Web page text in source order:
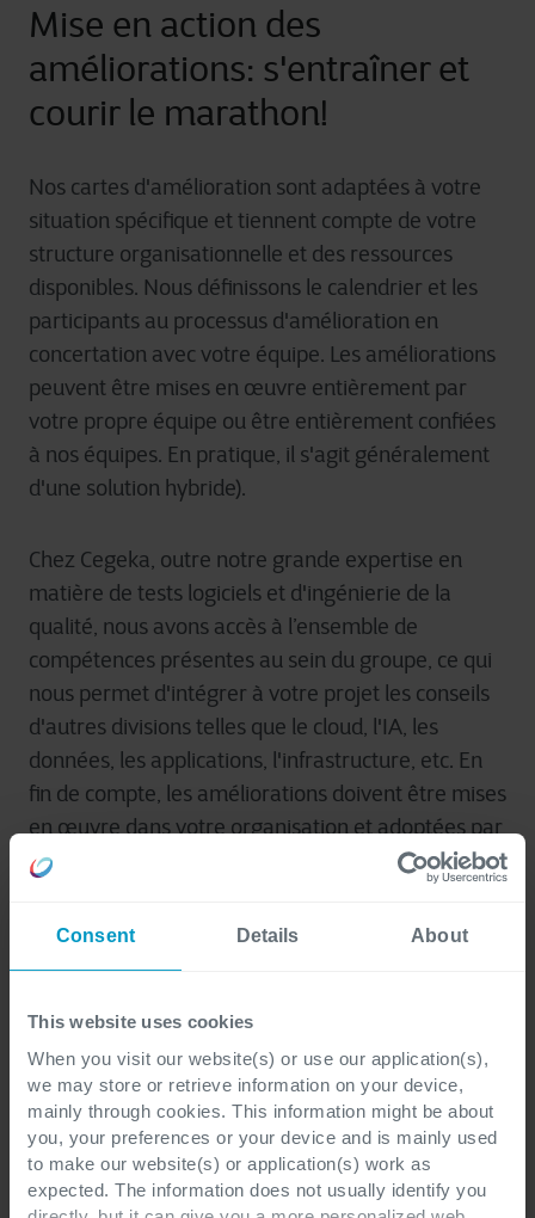
Consent Details About
This website uses cookies
When you visit our website(s) or use our application(s),
we may store or retrieve information on your device,
mainly through cookies. This information might be about
you, your preferences or your device and is mainly used
to make our website(s) or application(s) work as
expected. The information does not usually identify you
Mise en action des
améliorations: s'entraîner et
courir le marathon!
Nos cartes d'amélioration sont adaptées à votre
situation spécifique ettiennent compte de votre
structure organisationnelle et des ressources
disponibles. Nous définissons le calendrier et les
participants au processus d'amélioration en
concertation avec votre équipe. Les améliorations
peuvent être mises en œuvre entièrement par
votre propre équipe ou être entièrement confiées
à nos équipes. En pratique, il s'agit généralement
d'une solution hybride).
Chez Cegeka, outre notre grande expertise en
matière de tests logiciels et d'ingénierie de la
qualité, nous avons accès à l’ensemble de
compétences présentes au sein du groupe, ce qui
nous permet d'intégrer à votre projet les conseils
d'autres divisionstelles que le cloud, l'IA, les
données, les applications, l'infrastructure, etc. En
fin de compte, les améliorations doivent être mises
enœuvredansvotreorganisationetadoptéespar
vos collaborateurs. Comme pour
marathon, la
nutritionnels
coaching pendant
l'entraînement
lui-mêmereste votrepropre
Et bien sûr, nous resterons à vos côtés pour vous
coacher et vous guider dans la réalisation de votre
objectif, et nous serons certainement là lorsque
vous courrez votre premier marathon ! Vous